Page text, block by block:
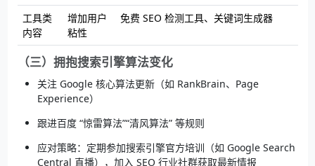
工具类
内容
增加用户
粘性
免费 SEO 检测工具、关键词生成器
（三）拥抱搜索引擎算法变化
关注 Google 核心算法更新（如 RankBrain、Page
Experience）
跟进百度 “惊雷算法”“清风算法” 等规则
应对策略：定期参加搜索引擎官方培训（如 Google Search
Central 直播），加入 SEO 行业社群获取最新情报